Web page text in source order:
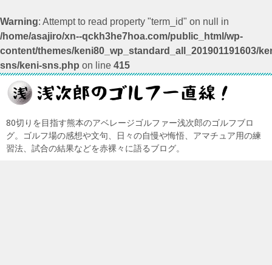
Warning: Attempt to read property "term_id" on null in
/home/asajiro/xn--qckh3he7hoa.com/public_html/wp-
content/themes/keni80_wp_standard_all_201901191603/
sns/keni-sns.php on line 415
80切りを目指す熊本のアベレージゴルファー浅次郎のゴルフブロ
グ。ゴルフ場の感想や文句、日々の自慢や悔悟、アマチュア用の練
習法、試合の結果などを赤裸々に語るブログ。